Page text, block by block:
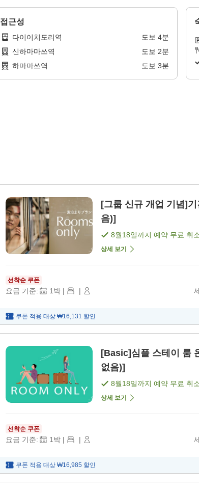
접근성
다이이치도리역 도보 4분
신하마마쓰역
도보 2분
하마마쓰역
도보 3분
[그룹 신규 개업 기념]
음)]
8월18일까지 예약 무료 취
상세 보기
선착순 쿠폰
요금 기준: 1박 | |
쿠폰 적용 대상 ₩16,131 할인
[Basic]심플 스테이 룸
없음)]
8월18일까지 예약 무료 취
상세 보기
선착순 쿠폰
요금 기준: 1박 | |
쿠폰 적용 대상 ₩16,985 할인